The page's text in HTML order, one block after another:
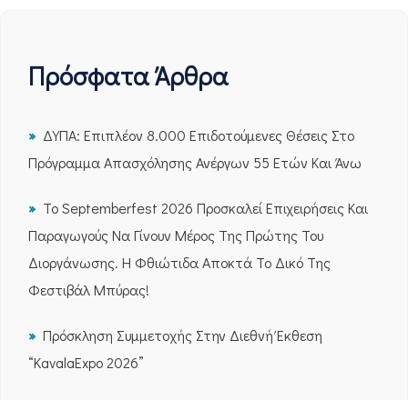
Πρόσφατα Άρθρα
ΔΥΠΑ: Επιπλέον 8.000 Επιδοτούμενες Θέσεις Στο
Πρόγραμμα Απασχόλησης Ανέργων 55 Ετών Και Άνω
Το Septemberfest 2026 Προσκαλεί Επιχειρήσεις Και
Παραγωγούς Να Γίνουν Μέρος Της Πρώτης Του
Διοργάνωσης. Η Φθιώτιδα Αποκτά Το Δικό Της
Φεστιβάλ Μπύρας!
Πρόσκληση Συμμετοχής Στην Διεθνή Έκθεση
“KavalaExpo 2026”